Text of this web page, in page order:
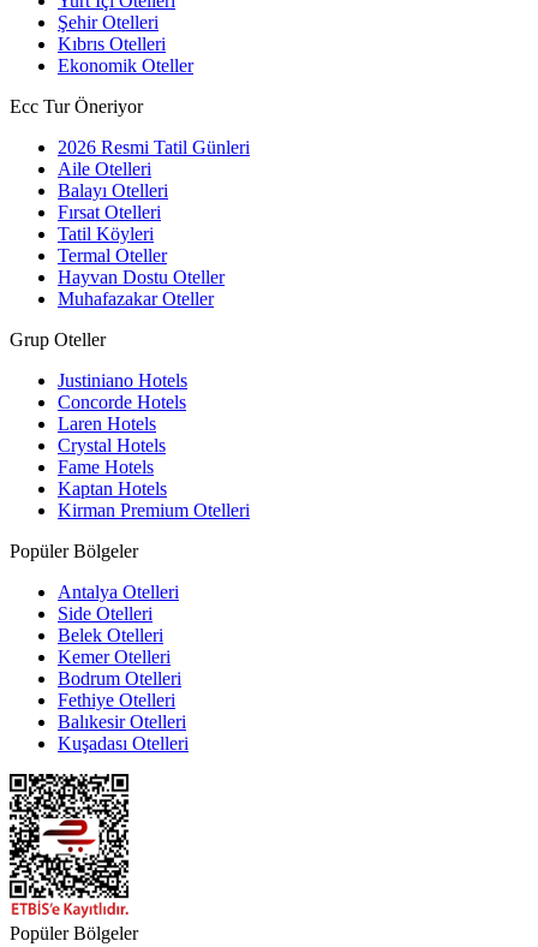
Şehir Otelleri
Kıbrıs Otelleri
Ekonomik Oteller
Ecc Tur Öneriyor
2026 Resmi Tatil Günleri
Aile Otelleri
Balayı Otelleri
Fırsat Otelleri
Tatil Köyleri
Termal Oteller
Hayvan Dostu Oteller
Muhafazakar Oteller
Grup Oteller
Justiniano Hotels
Concorde Hotels
Laren Hotels
Crystal Hotels
Fame Hotels
Kaptan Hotels
Kirman Premium Otelleri
Popüler Bölgeler
Antalya Otelleri
Side Otelleri
Belek Otelleri
Kemer Otelleri
Bodrum Otelleri
Fethiye Otelleri
Balıkesir Otelleri
Kuşadası Otelleri
Popüler Bölgeler